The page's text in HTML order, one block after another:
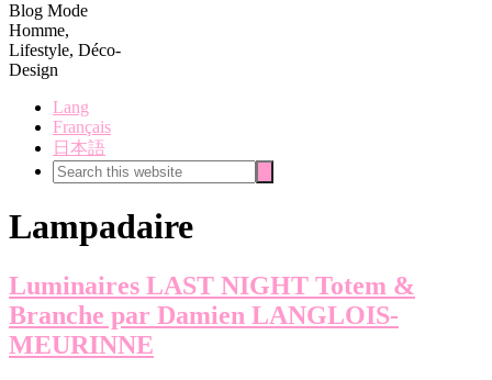
Blog Mode
Homme,
Lifestyle, Déco-
Design
Lang
Français
日本語
Search
this
Lampadaire
Luminaires LAST NIGHT Totem &
Branche par Damien LANGLOIS-
MEURINNE